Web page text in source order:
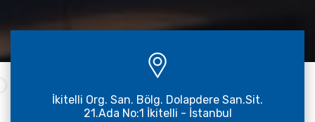
İkitelli Org. San. Bölg. Dolapdere San.Sit.
21.Ada No:1 İkitelli - İstanbul